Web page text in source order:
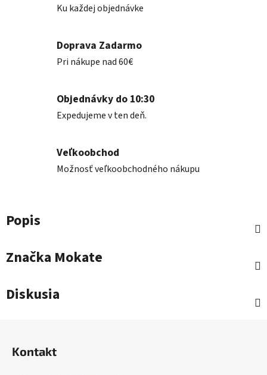
Ku každej objednávke
Doprava Zadarmo
Pri nákupe nad 60€
Objednávky do 10:30
Expedujeme v ten deň.
Veľkoobchod
Možnosť veľkoobchodného nákupu
Popis
Značka Mokate
Diskusia
Kontakt